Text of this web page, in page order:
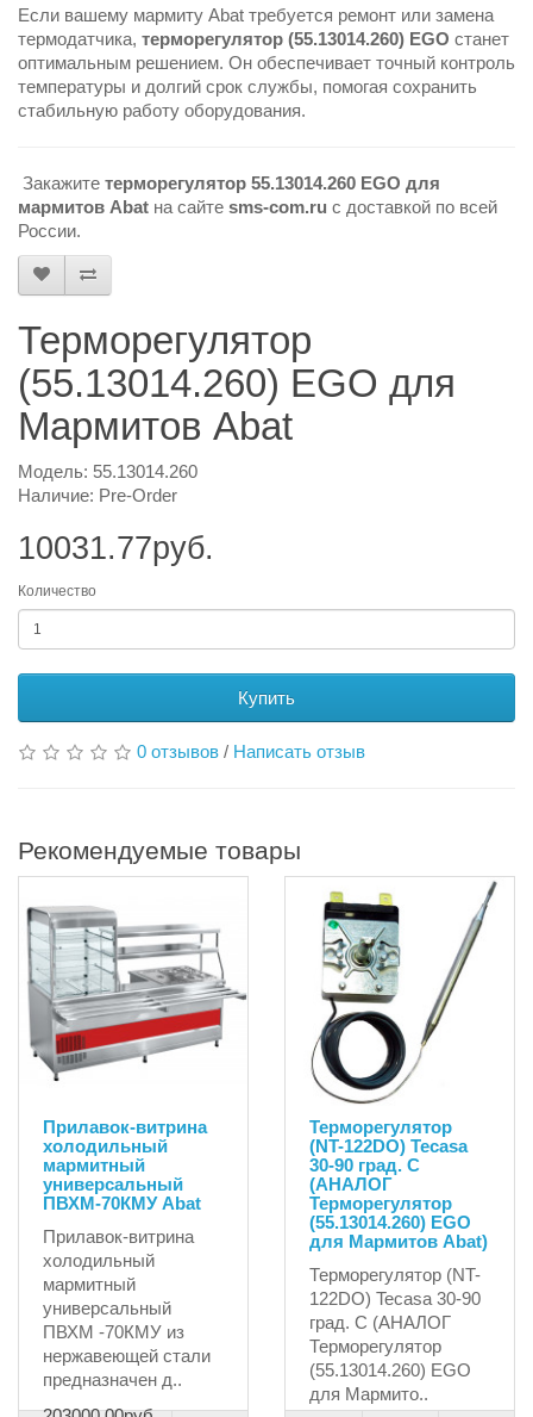
Если вашему мармиту Abat требуется ремонт или замена
термодатчика, терморегулятор (55.13014.260) EGO станет
оптимальным решением. Он обеспечивает точный контроль
температуры и долгий срок службы, помогая сохранить
стабильную работу оборудования.
Закажите терморегулятор 55.13014.260 EGO для
мармитов Abat на сайте sms-com.ru с доставкой по всей
России.
Терморегулятор
(55.13014.260) EGO для
Мармитов Abat
Модель: 55.13014.260
Наличие: Pre-Order
10031.77руб.
Количество
Купить
0 отзывов / Написать отзыв
Рекомендуемые товары
Прилавок-витрина
холодильный
мармитный
универсальный
ПВХМ-70КМУ Abat
Прилавок-витрина
холодильный
мармитный
универсальный
ПВХМ -70КМУ из
нержавеющей стали
предназначен д..
Терморегулятор
(NT-122DO) Tecasa
30-90 град. С
(АНАЛОГ
Терморегулятор
(55.13014.260) EGO
для Мармитов Abat)
Терморегулятор (NT-
122DO) Tecasa 30-90
град. С (АНАЛОГ
Терморегулятор
(55.13014.260) EGO
для Мармито..